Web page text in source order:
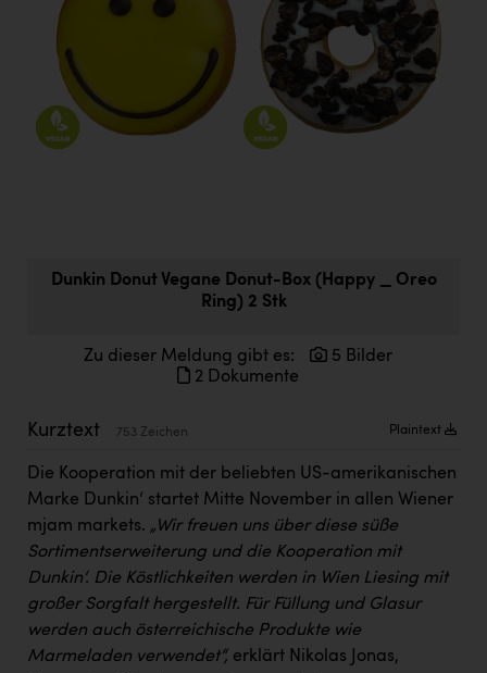
Doppler Gruppe
ERLUS AG
everfield
Firmenradl
INTERSPORT Austria
Jesolo
Kärcher
Karin Liedl
KEBA
KIWI Kinderwunsch Institut Dr. Loimer
KLIPP Frisör
Dunkin Donut Vegane Donut-Box (Happy _ Oreo
Ring) 2 Stk
Zu dieser Meldung gibt es:
5 Bilder
2 Dokumente
Kurztext 753 Zeichen Plaintext
Die Kooperation mit der beliebten US-amerikanischen
Marke Dunkin‘ startet Mitte November in allen Wiener
mjam markets. „Wir freuen uns über diese süße
Sortimentserweiterung und die Kooperation mit
Dunkin‘. Die Köstlichkeiten werden in Wien Liesing mit
großer Sorgfalt hergestellt. Für Füllung und Glasur
werden auch österreichische Produkte wie
Marmeladen verwendet“, erklärt Nikolas Jonas,